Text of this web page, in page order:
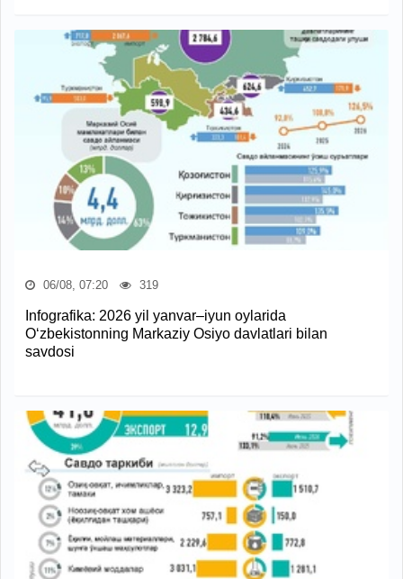
06/08, 07:20 319
Infografika: 2026 yil yanvar–iyun oylarida
O‘zbekistonning Markaziy Osiyo davlatlari bilan
savdosi